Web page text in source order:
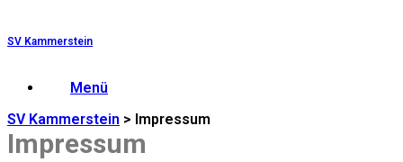
springen
SV Kammerstein
Menü
SV Kammerstein > Impressum
Impressum